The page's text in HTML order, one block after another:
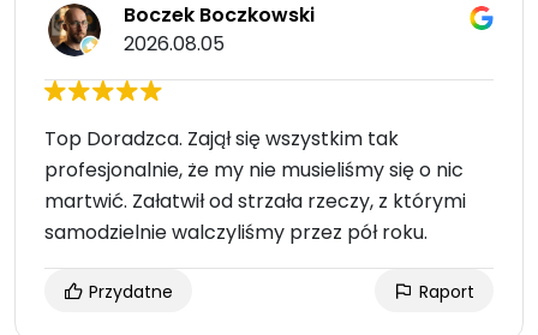
Boczek Boczkowski
2026.08.05
Top Doradzca. Zajął się wszystkim tak
profesjonalnie, że my nie musieliśmy się o nic
martwić. Załatwił od strzała rzeczy, z którymi
samodzielnie walczyliśmy przez pół roku.
Przydatne Raport